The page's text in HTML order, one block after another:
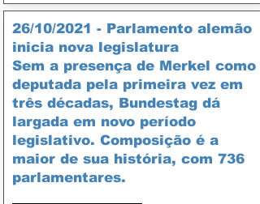
26/10/2021 - Parlamento alemão
inicia nova legislatura
Sem a presença de Merkel como
deputada pela primeira vez em
três décadas, Bundestag dá
largada em novo período
legislativo. Composição é a
maior de sua história, com 736
parlamentares.